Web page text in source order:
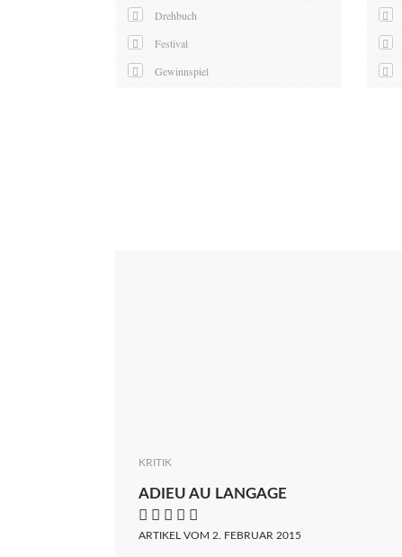
Drehbuch
Festival
Gewinnspiel
KRITIK
ADIEU AU LANGAGE
    
ARTIKEL VOM 2. FEBRUAR 2015